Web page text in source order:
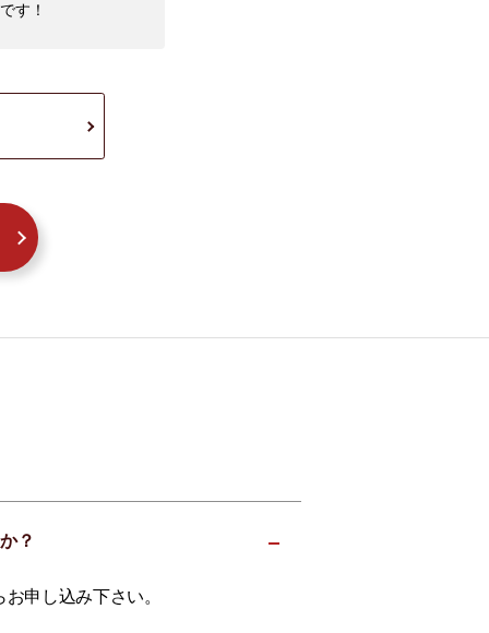
す！
？
申し込み下さい。